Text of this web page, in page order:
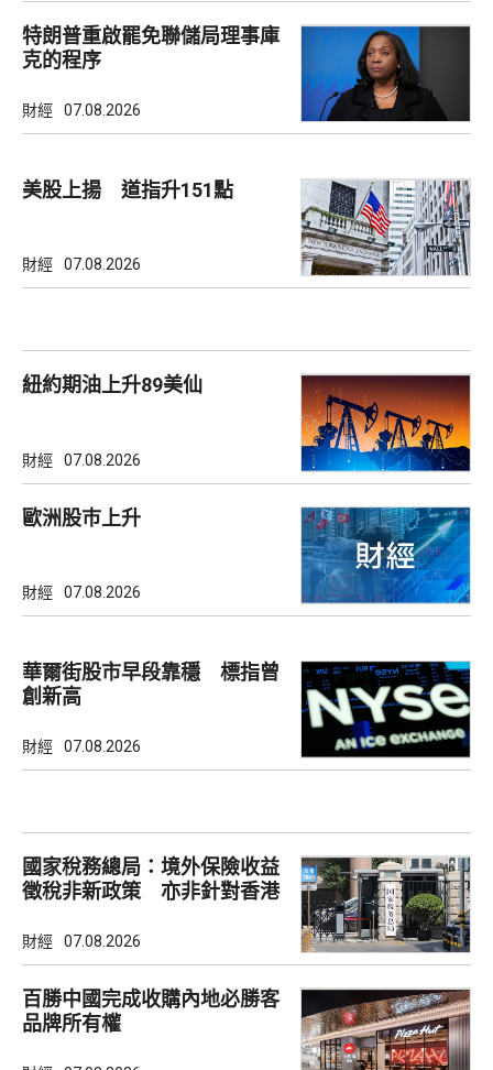
特朗普重啟罷免聯儲局理事庫
克的程序
財經 07.08.2026
美股上揚 道指升151點
財經 07.08.2026
紐約期油上升89美仙
財經 07.08.2026
歐洲股巿上升
財經 07.08.2026
華爾街股市早段靠穩 標指曾
創新高
財經 07.08.2026
國家稅務總局：境外保險收益
徵稅非新政策 亦非針對香港
財經 07.08.2026
百勝中國完成收購內地必勝客
品牌所有權